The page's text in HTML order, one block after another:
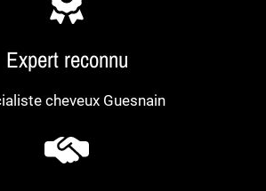
Expert reconnu
cheveux Guesnain